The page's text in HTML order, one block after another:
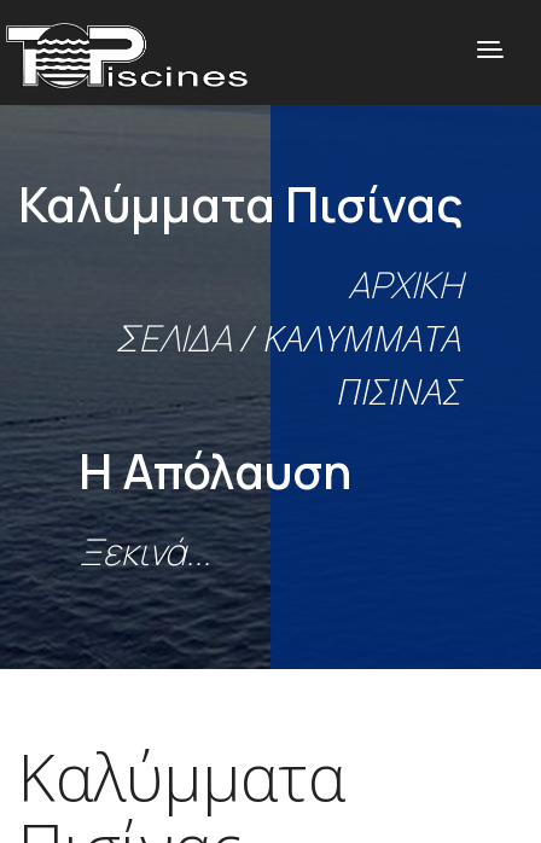
Καλύμματα Πισίνας
ΑΡΧΙΚΉ
ΣΕΛΊΔΑ/ ΚΑΛΎΜΜΑΤΑ
ΠΙΣΊΝΑΣ
Η Απόλαυση
Ξεκινά...
Καλύμματα